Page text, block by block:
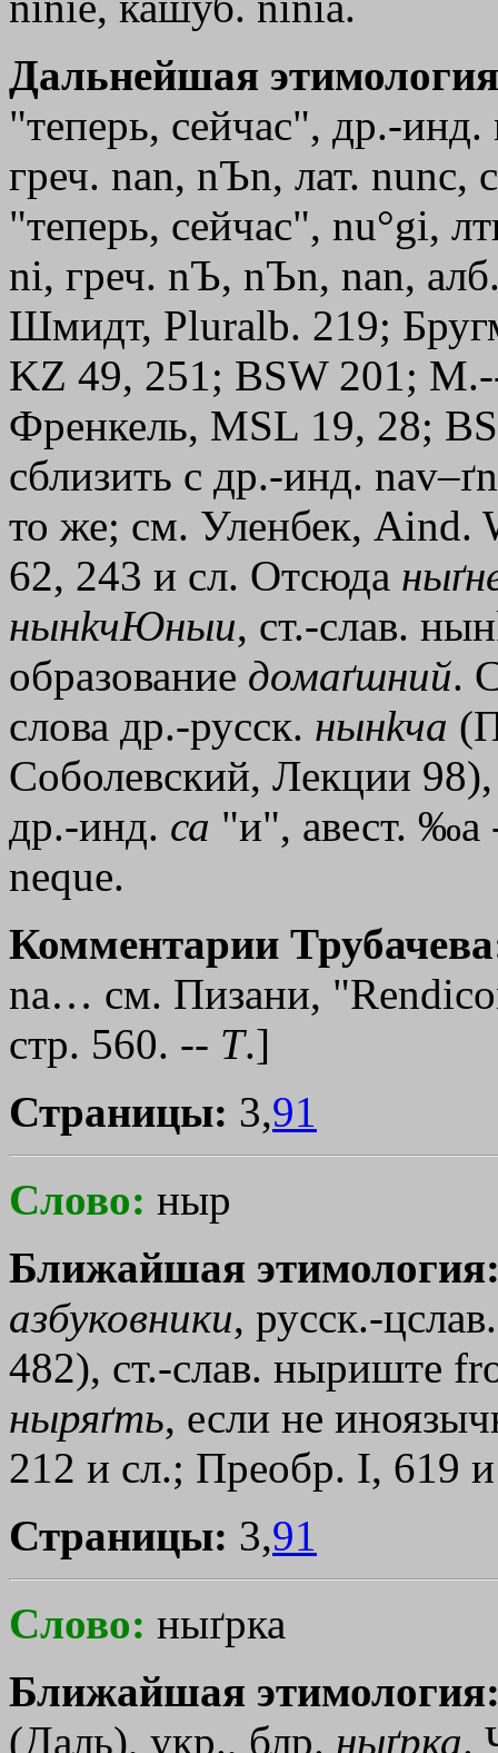
Дальнейшая
"теперь, сейчас", др.-инд.
греч. nаn, nЪn, лат. nunc,
"теперь, сейчас", nu°gi,
nі, греч. nЪ, nЪn, nаn,
Шмидт, Pluralb. 219;
KZ 49, 251; ВSW 201;
Френкель, МSL 19, 28;
сблизить с др.-инд.
то же; см. Уленбек,
62, 243 и сл. Отсюда
нынkчЮныи, ст.-слав. нын
образование домаґшний.
слова др.-русск. нынkча
Соболевский, Лекции
др.-инд. са "и", авест. ‰а
neque.
Комментарии
na… см. Пизани,
стр. 560. -- Т.]
Страницы: 3,91
Слово: ныр
Ближайшая
азбуковники, русск.-
482), ст.-слав. ныриште
ныряґть, если не
212 и сл.; Преобр. I, 619
Страницы: 3,91
Слово: ныґрка
Ближайшая
(Даль), укр., блр. ныґрка.